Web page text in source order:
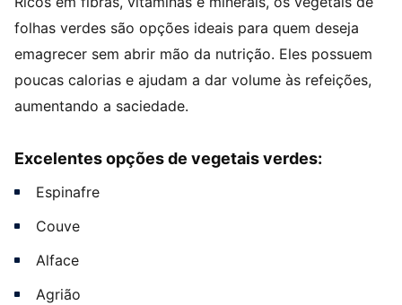
folhas verdes são opções ideais para quem deseja
emagrecer sem abrir mão da nutrição. Eles possuem
poucas calorias e ajudam a dar volume às refeições,
aumentando a saciedade.
Excelentes opções de vegetais verdes:
Espinafre
Couve
Alface
Agrião